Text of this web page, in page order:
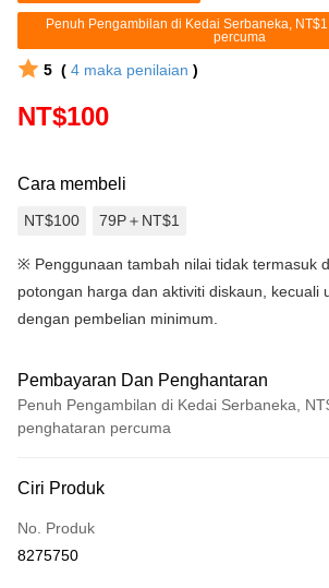
Penuh Pengambilan di Kedai Serbaneka,
percuma
5 ( 4 maka penilaian )
NT$100
Cara membeli
NT$100 79P＋NT$1
※ Penggunaan tambah nilai tidak termasuk
potongan harga dan aktiviti diskaun, kecuali
dengan pembelian minimum.
Pembayaran Dan Penghantaran
Penuh Pengambilan di Kedai Serbaneka,
penghataran percuma
Kad Kredit (Bayaran Penuh)
Pengambilan di Kedai Serbaneka
Ciri Produk
No. Produk
8275750